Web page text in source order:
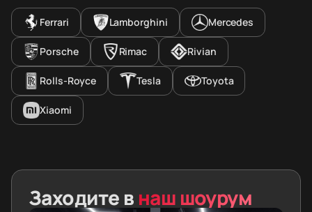
Ferrari Lamborghini Mercedes
Porsche Rimac Rivian
Rolls-Royce Tesla Toyota
Xiaomi
Заходите в наш шоурум